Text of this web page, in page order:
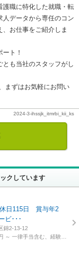
護職に特化した就職・転
データから専任のコン
お仕事をご紹介しま
ト！
も当社のスタッフがし
まずはお気軽にお問い
2024-3-ihssjk_itmrbi_kii_ks
クしています
日115日 賞与年2
ビ･･･
錦2-13-12
～一律手当含む、経験・資格考慮